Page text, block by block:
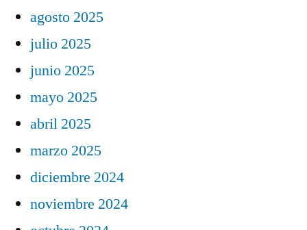
agosto 2025
julio 2025
junio 2025
mayo 2025
abril 2025
marzo 2025
diciembre 2024
noviembre 2024